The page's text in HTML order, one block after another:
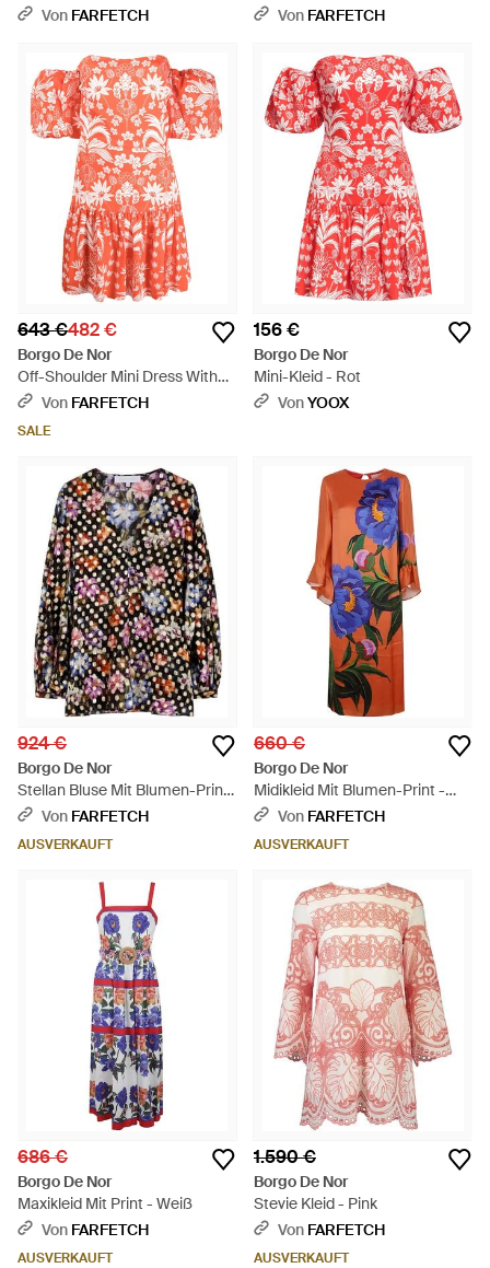
Gürtel - Blau
Von FARFETCH Von FARFETCH
643 €482 €
Borgo De Nor
Off-Shoulder Mini Dress With
Puff Sleeves - Rot
Von FARFETCH
SALE
156 €
Borgo De Nor
Mini-Kleid - Rot
VonYOOX
924 €
Borgo De Nor
Stellan Bluse Mit Blumen-Print
- Weiß
Von FARFETCH
AUSVERKAUFT
660 €
Borgo De Nor
Midikleid Mit Blumen-Print -
WeißVon FARFETCH
AUSVERKAUFT
686 €
Borgo De Nor
Maxikleid Mit Print - Weiß
Von FARFETCH
AUSVERKAUFT
1.590 €
Borgo De Nor
Stevie Kleid - Pink
Von FARFETCH
AUSVERKAUFT